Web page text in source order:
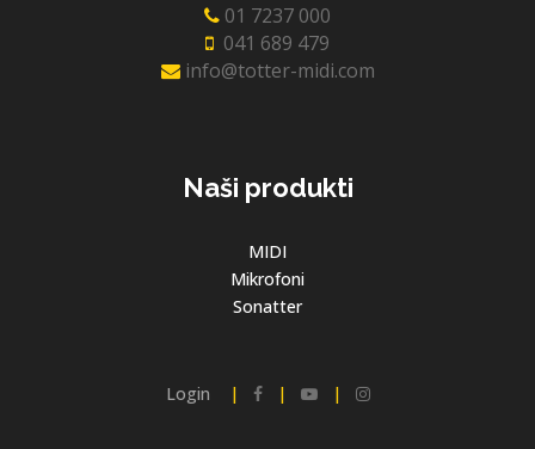
01 7237 000
041 689 479
info@totter-midi.com
Naši produkti
MIDI
Mikrofoni
Sonatter
Login | | |